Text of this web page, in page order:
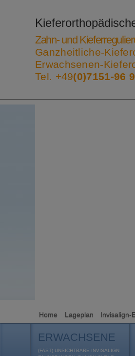
Zahn- und
Ganzheitliche-
Erwachsenen-
Tel. +49(0)7151-96
Home Lageplan Invisalign-
ERWACHSENE
(FAST) UNSICHTBARE INVISALIGN